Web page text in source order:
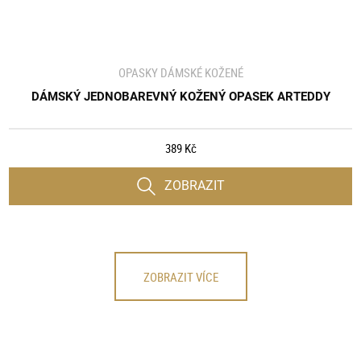
OPASKY DÁMSKÉ KOŽENÉ
DÁMSKÝ JEDNOBAREVNÝ KOŽENÝ OPASEK ARTEDDY
389 Kč
ZOBRAZIT
ZOBRAZIT VÍCE